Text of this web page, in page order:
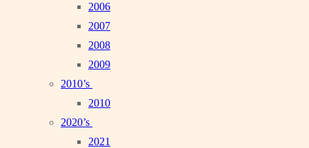
2006
2007
2008
2009
2010’s
2010
2020’s
2021